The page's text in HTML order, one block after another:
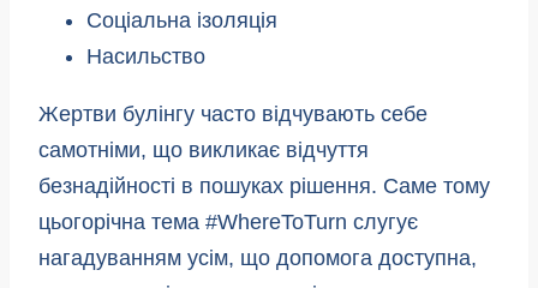
Соціальна ізоляція
Насильство
Жертви булінгу часто відчувають себе
самотніми, що викликає відчуття
безнадійності в пошуках рішення. Саме тому
цьогорічна тема #WhereToTurn слугує
нагадуванням усім, що допомога доступна,